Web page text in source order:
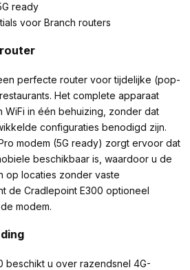
ready
voor Branch routers
perfecte router voor tijdelijke (pop-
Het complete apparaat
WiFi in één behuizing, zonder dat
configuraties benodigd zijn.
modem (5G ready) zorgt ervoor dat
beschikbaar is, waardoor u de
op locaties zonder vaste
de Cradlepoint E300 optioneel
modem.
beschikt u over razendsnel 4G-